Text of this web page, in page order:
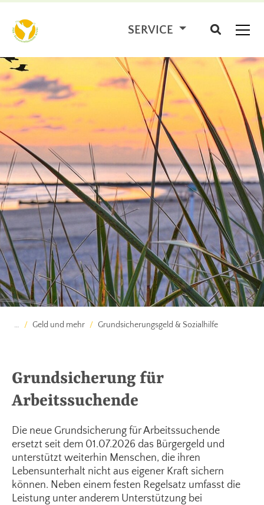
SERVICE
… Geld und mehr Grundsicherungsgeld & Sozialhilfe
Grundsicherung für
Arbeitssuchende
Die neue Grundsicherung für Arbeitssuchende
ersetzt seit dem 01.07.2026 das Bürgergeld und
unterstützt weiterhin Menschen, die ihren
Lebensunterhalt nicht aus eigener Kraft sichern
können. Neben einem festen Regelsatz umfasst die
Leistung unter anderem Unterstützung bei